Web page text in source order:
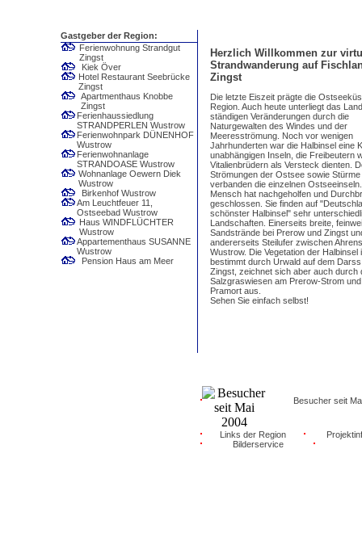
Gastgeber der Region:
Ferienwohnung Strandgut
Zingst
Kiek Över
Hotel Restaurant Seebrücke
Zingst
Apartmenthaus Knobbe
Zingst
Ferienhaussiedlung
STRANDPERLEN Wustrow
Ferienwohnpark DÜNENHOF
Wustrow
Ferienwohnanlage
STRANDOASE Wustrow
Wohnanlage Oewern Diek
Wustrow
Birkenhof Wustrow
Am Leuchtfeuer 11,
Ostseebad Wustrow
Haus WINDFLÜCHTER
Wustrow
Appartementhaus SUSANNE
Wustrow
Pension Haus am Meer
Herzlich Willkommen zur
Strandwanderung auf
Zingst
Die letzte Eiszeit prägte die
Region. Auch heute unterliegt das Land
ständigen Veränderungen durch die
Naturgewalten des Windes und der
Meeresströmung. Noch vor wenigen
Jahrhunderten war die Halbinsel eine
unabhängigen Inseln, die Freibeutern
Vitalienbrüdern als Versteck dienten.
Strömungen der Ostsee sowie Stürme
verbanden die einzelnen
Mensch hat nachgeholfen und
geschlossen. Sie finden auf
schönster Halbinsel" sehr
Landschaften. Einerseits breite,
Sandstrände bei Prerow und Zingst
andererseits Steilufer zwischen
Wustrow. Die Vegetation der Halbinsel
bestimmt durch Urwald auf dem
Zingst, zeichnet sich aber auch durch
Salzgraswiesen am Prerow-Strom
Pramort aus.
Sehen Sie einfach selbst!
Besucher seit
Links der Region
Bilderservice